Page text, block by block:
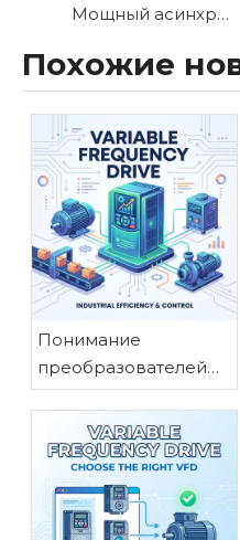
Мощный асинхронный мотор с высоким мощным мощностью Y3
Похожие
Понимание
преобразователей
частоты: основные
преимущества для
промышленного
применения